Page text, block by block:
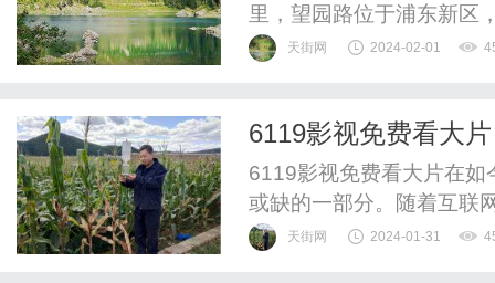
里，望园路位于浦东新区
便利的交通和丰富的资源
如东方路和金海路，连接
天街网 2024-02-01
6119影视免费看大片
6119影视免费看大片在
或缺的一部分。随着互联
6119影视免费看大片成
天街网 2024-01-31